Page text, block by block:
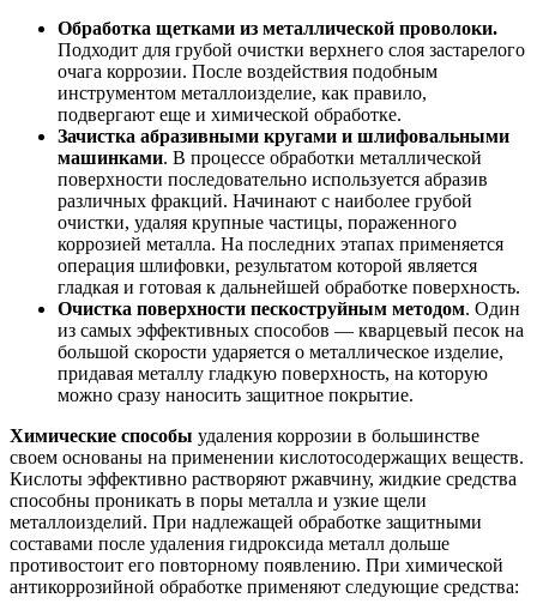
Обработка щетками из металлической проволоки.
Подходит для грубой очистки верхнего слоя застарелого
очага коррозии. После воздействия подобным
инструментом металлоизделие, как правило,
подвергают еще и химической обработке.
Зачистка абразивными кругами и шлифовальными
машинками. В процессе обработки металлической
поверхности последовательно используется абразив
различных фракций. Начинают с наиболее грубой
очистки, удаляя крупные частицы, пораженного
коррозией металла. На последних этапах применяется
операция шлифовки, результатом которой является
гладкая и готовая к дальнейшей обработке поверхность.
Очистка поверхности пескоструйным методом. Один
из самых эффективных способов — кварцевый песок на
большой скорости ударяется о металлическое изделие,
придавая металлу гладкую поверхность, на которую
можно сразу наносить защитное покрытие.
Химические способы удаления коррозии в большинстве
своем основаны на применении кислотосодержащих веществ.
Кислоты эффективно растворяют ржавчину, жидкие средства
способны проникать в поры металла и узкие щели
металлоизделий. При надлежащей обработке защитными
составами после удаления гидроксида металл дольше
противостоит его повторному появлению. При химической
антикоррозийной обработке применяют следующие средства: